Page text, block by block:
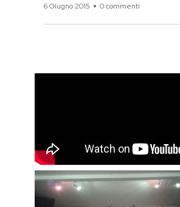
6 Giugno 2015 0 commenti